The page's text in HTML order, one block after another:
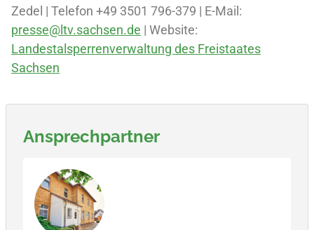
Zedel | Telefon +49 3501 796-379 | E-Mail:
presse@ltv.sachsen.de | Website:
Landestalsperrenverwaltung des Freistaates
Sachsen
Ansprechpartner